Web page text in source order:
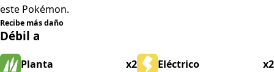
este Pokémon.
Recibe más daño
Débil a
Planta x2 Eléctrico x2